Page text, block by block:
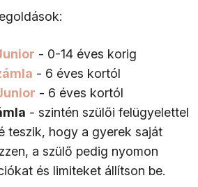
- 0-14 éves korig
- 6 éves kortól
- 6 éves kortól
- szintén szülői felügyelettel
teszik, hogy a gyerek saját
a szülő pedig nyomon
és limiteket állítson be.